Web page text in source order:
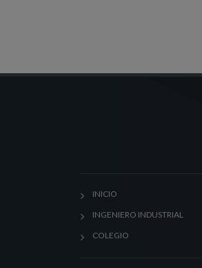
INICIO
INGENIERO INDUSTRIAL
COLEGIO